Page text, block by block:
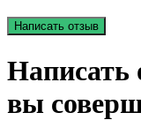
Написать отзыв
Написать
вы